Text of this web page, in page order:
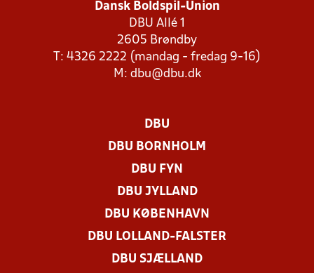
Dansk Boldspil-Union
DBU Allé 1
2605 Brøndby
T: 4326 2222 (mandag - fredag 9-16)
M: dbu@dbu.dk
DBU
DBU BORNHOLM
DBU FYN
DBU JYLLAND
DBU KØBENHAVN
DBU LOLLAND-FALSTER
DBU SJÆLLAND